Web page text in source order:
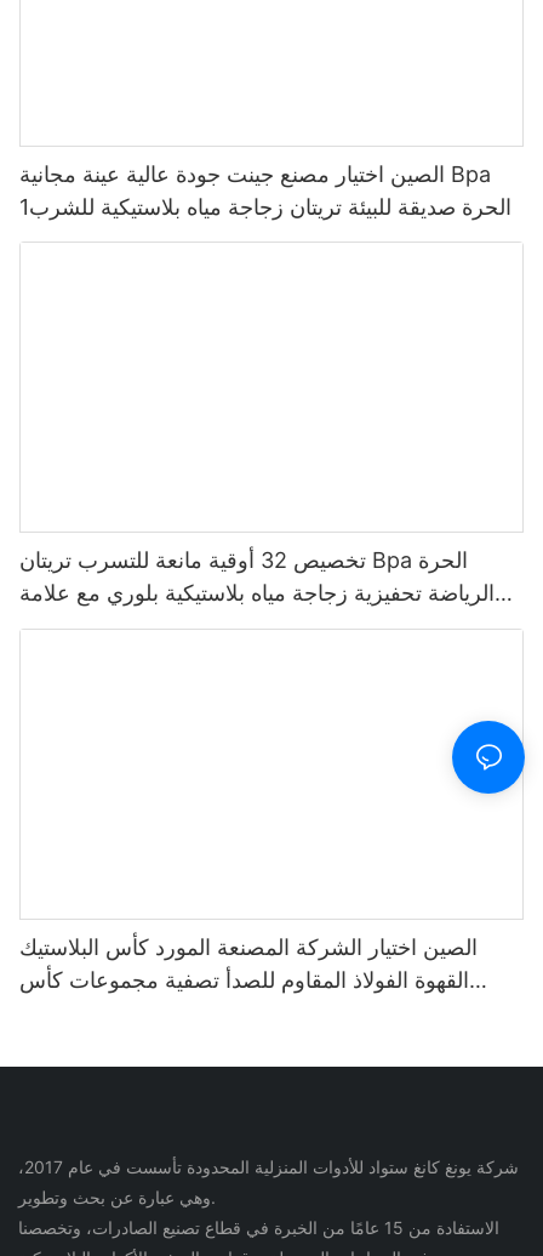
الصين اختيار مصنع جينت جودة عالية عينة مجانية Bpa
الحرة صديقة للبيئة تريتان زجاجة مياه بلاستيكية للشرب1
تخصيص 32 أوقية مانعة للتسرب تريتان Bpa الحرة
الرياضة تحفيزية زجاجة مياه بلاستيكية بلوري مع علامة
الوقت العرض متعدد الألوان
الصين اختيار الشركة المصنعة المورد كأس البلاستيك
القهوة الفولاذ المقاوم للصدأ تصفية مجموعات كأس
شركة يونغ كانغ ستواد للأدوات المنزلية المحدودة تأسست في عام 2017،
وهي عبارة عن بحث وتطوير.
الاستفادة من 15 عامًا من الخبرة في قطاع تصنيع الصادرات، وتخصصنا